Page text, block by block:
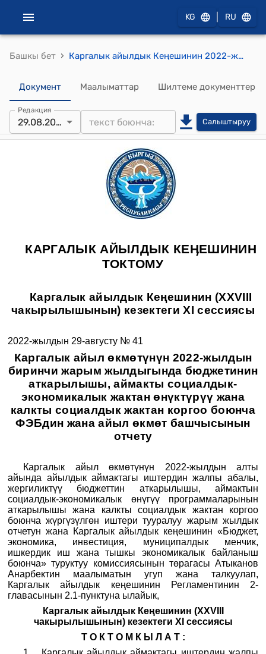
KG RU
Башкы бет › Каргалык айылдык Кеңешинин 2022-жылдын 29-августундагы № 41 "Каргалык айыл өкмөтүнүн 2022-жылдын биринчи жарым жылдыгында бюджетинин аткарылышы, аймакты социалдык-экономикалык жактан өнүктүрүү жана калкты социалдык жактан коргоо боюнча ФЭБдин жана айыл өкмөт башчысынын отчет" токтому
Документ Маалыматтар Шилтеме документтер
Редакция
29.08.2022 Салыштыруу